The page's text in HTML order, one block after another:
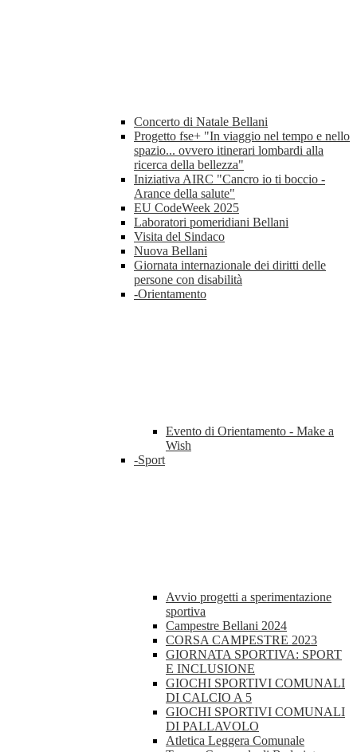
Concerto di Natale Bellani
Progetto fse+ "In viaggio nel tempo e nello
spazio... ovvero itinerari lombardi alla
ricerca della bellezza"
Iniziativa AIRC "Cancro io ti boccio -
Arance della salute"
EU CodeWeek 2025
Laboratori pomeridiani Bellani
Visita del Sindaco
Nuova Bellani
Giornata internazionale dei diritti delle
persone con disabilità
-Orientamento
Evento di Orientamento - Make a
Wish
-Sport
Avvio progetti a sperimentazione
sportiva
Campestre Bellani 2024
CORSA CAMPESTRE 2023
GIORNATA SPORTIVA: SPORT
E INCLUSIONE
GIOCHI SPORTIVI COMUNALI
DI CALCIO A 5
GIOCHI SPORTIVI COMUNALI
DI PALLAVOLO
Atletica Leggera Comunale